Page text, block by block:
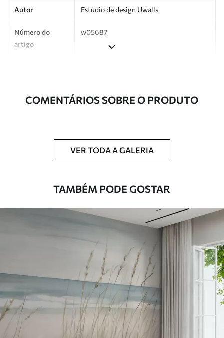
Autor Estúdio de design Uwalls
Número do
artigo
w05687
rolos de até 50 cm de largura.
revestimento de verniz podem ser limpos
com água.
Aplicação perfeita
45.00 /m²
Premium
COMENTÁRIOS SOBRE O PRODUTO
VER TODA A GALERIA
TAMBÉM PODE GOSTAR